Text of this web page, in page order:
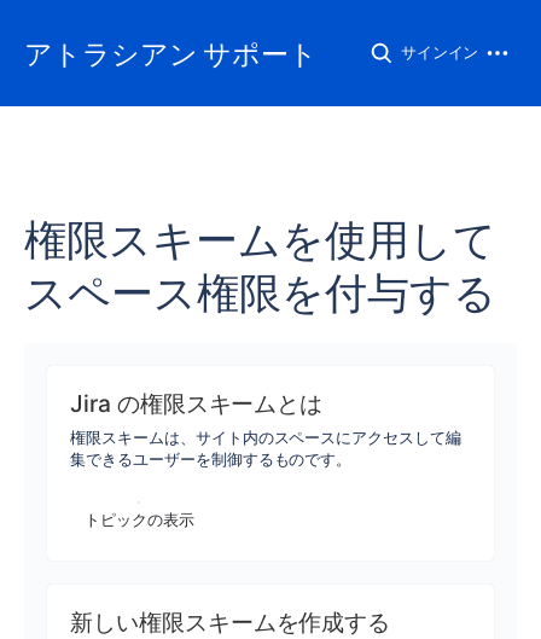
アトラシアン サポート サインイン
権限スキームを使用して
スペース権限を付与する
Jira の権限スキームとは
権限スキームは、サイト内のスペースにアクセスして編
集できるユーザーを制御するものです。
トピックの表示
新しい権限スキームを作成する